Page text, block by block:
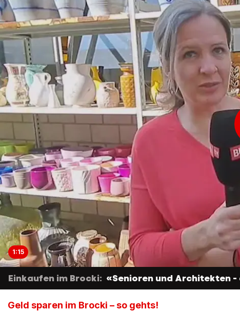
1:15
Einkaufen im Brocki: «Senioren und Architekten -
Geld sparen im Brocki – so gehts!